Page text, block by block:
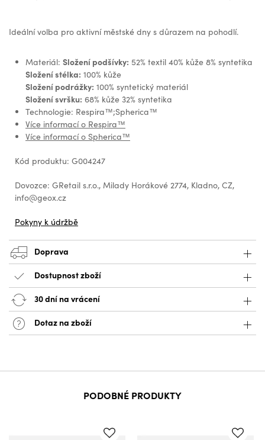
Ideální volba pro aktivní městské dny s důrazem na pohodlí.
Materiál: Složení podšívky: 52% textil 40% kůže 8% syntetika
Složení stélka: 100% kůže
Složení podrážky: 100% syntetický materiál
Složení svršku: 68% kůže 32% syntetika
Technologie: Respira™;Spherica™
Více informací o Respira™
Více informací o Spherica™
Kód produktu: G004247
Dovozce: GRetail s.r.o., Milady Horákové 2774, Kladno, CZ,
info@geox.cz
Pokyny k údržbě
Doprava
Dostupnost zboží
30 dní na vrácení
Dotaz na zboží
PODOBNÉ PRODUKTY